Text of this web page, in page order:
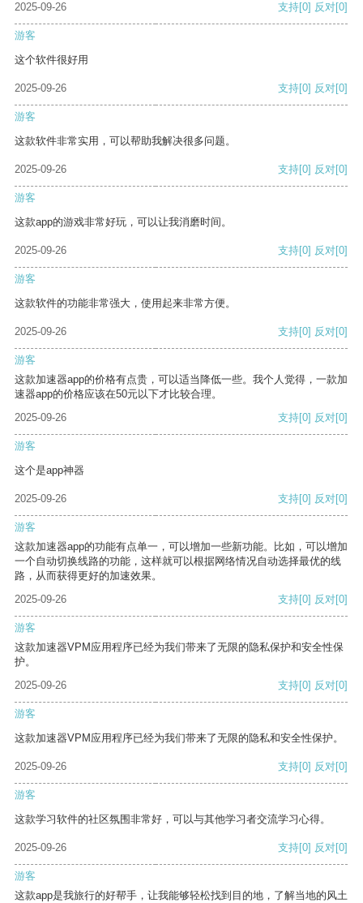
2025-09-26 支持[0] 反对[0]
游客
这个软件很好用
2025-09-26 支持[0] 反对[0]
游客
这款软件非常实用，可以帮助我解决很多问题。
2025-09-26 支持[0] 反对[0]
游客
这款app的游戏非常好玩，可以让我消磨时间。
2025-09-26 支持[0] 反对[0]
游客
这款软件的功能非常强大，使用起来非常方便。
2025-09-26 支持[0] 反对[0]
游客
这款加速器app的价格有点贵，可以适当降低一些。我个人觉得，一款加
速器app的价格应该在50元以下才比较合理。
2025-09-26
支持[0] 反对[0]
游客
这个是app神器
2025-09-26 支持[0] 反对[0]
游客
这款加速器app的功能有点单一，可以增加一些新功能。比如，可以增加
一个自动切换线路的功能，这样就可以根据网络情况自动选择最优的线
路，从而获得更好的加速效果。
2025-09-26
支持[0] 反对[0]
游客
这款加速器VPM应用程序已经为我们带来了无限的隐私保护和安全性保
护。
2025-09-26
支持[0] 反对[0]
游客
这款加速器VPM应用程序已经为我们带来了无限的隐私和安全性保护。
2025-09-26 支持[0] 反对[0]
游客
这款学习软件的社区氛围非常好，可以与其他学习者交流学习心得。
2025-09-26 支持[0] 反对[0]
游客
这款app是我旅行的好帮手，让我能够轻松找到目的地，了解当地的风土